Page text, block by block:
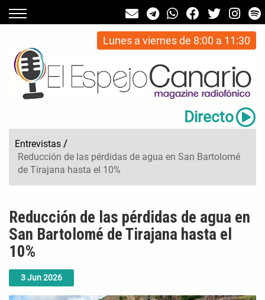
Lunes a viernes de 8:00 a 11:30
Directo
Entrevistas /
Reducción de las pérdidas de agua en San Bartolomé
de Tirajana hasta el 10%
3Jun2026
Reducción de las pérdidas de agua en
San Bartolomé de Tirajana hasta el
10%